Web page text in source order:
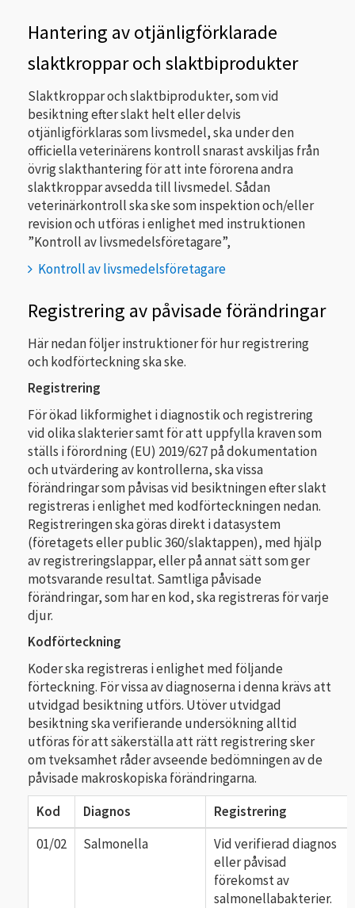
Hantering av otjänligförklarade
slaktkroppar och slaktbiprodukter
Slaktkroppar och slaktbiprodukter, som vid
besiktning efter slakt helt eller delvis
otjänligförklaras som livsmedel, ska under den
officiella veterinärens kontroll snarast avskiljas från
övrig slakt­hante­ring för att inte förorena andra
slaktkroppar avsedda till livsmedel. Sådan
veterinärkontroll ska ske som inspektion och/eller
revision och utföras i enlighet med instruktionen
”Kontroll av livsmedelsföretagare”,
Kontroll av livsmedelsföretagare
Registrering av påvisade förändringar
Här nedan följer instruktioner för hur registrering
och kodförteckning ska ske.
Registrering
För ökad likformighet i diagnostik och registrering
vid olika slakterier samt för att uppfylla kraven som
ställs i förordning (EU) 2019/627 på dokumentation
och utvärdering av kontrollerna, ska vissa
förändringar som påvisas vid besiktningen efter slakt
registreras i enlighet med kodförteckningen nedan.
Registreringen ska göras direkt i datasystem
(företagets eller public 360/slaktappen), med hjälp
av registreringslappar, eller på annat sätt som ger
motsvarande resultat. Samtliga påvisade
förändringar, som har en kod, ska registreras för varje
djur.
Kodförteckning
Koder ska registreras i enlighet med följande
förteckning. För vissa av diagnoserna i denna krävs att
utvidgad besiktning utförs. Utöver utvidgad
besiktning ska verifierande undersökning alltid
utföras för att säkerställa att rätt registrering sker
om tveksamhet råder avseende bedömningen av de
påvisade makroskopiska förändringarna.
Kod
Diagnos
Registrering
01/02
Salmonella
Vid verifierad diagnos
eller påvisad
förekomst av
salmonellabakterier.